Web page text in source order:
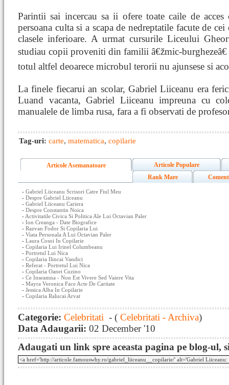
Parintii sai incercau sa ii ofere toate caile de
persoana culta si a scapa de nedreptatile facute de
clasele inferioare. A urmat cursurile Liceului
studiau copii proveniti din familii â€žmic-burghezeâ€
totul altfel deoarece microbul terorii nu ajunsese si
La finele fiecarui an scolar, Gabriel Liiceanu era
Luand vacanta, Gabriel Liiceanu impreuna cu
manualele de limba rusa, fara a fi observati de
Tag-uri: carte, matematica, copilarie
Articole Asemanatoare
Articole Populare
Rank Mare
- Gabriel Liiceanu Scrisori Catre Fiul Meu
- Despre Gabriel Liiceanu
- Gabriel Liiceanu Cariera
- Despre Constantin Noica
- Activitatile Civica Si Politica Ale Lui Octavian Paler
- Ion Creanga - Date Biografice
- Razvan Fodor Si Copilaria Lui
- Viata Personala A Lui Octavian Paler
- Laura Cosoi In Copilarie
- Copilaria Lui Irinel Columbeanu
- Portretul Lui Nica
- Copilaria Ilincai Vandici
- Referat - Portretul Lui Nica
- Copilaria Oanei Cuzino
- Ce Inseamna - Non Est Vivere Sed Vaiere Vita
- Mayra Veronica Face Acte De Caritate
- Jessica Alba In Copilarie
- Copilaria Ralucai Arvat
Categorie: Celebritati - ( Celebritati - Archiva)
Data Adaugarii: 02 December '10
Adaugati un link spre aceasta pagina pe blog-ul,